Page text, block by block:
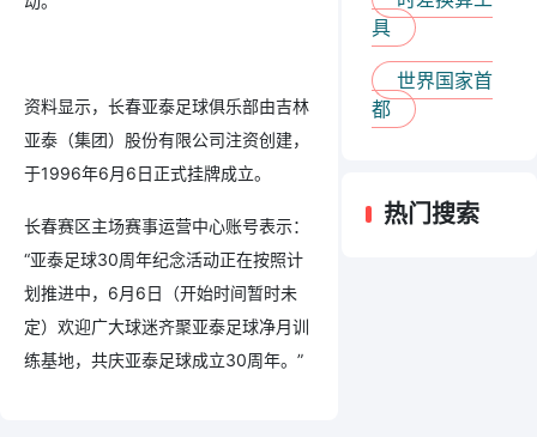
资料显示，长春亚泰足球俱乐部由吉林
亚泰（集团）股份有限公司注资创建，
于1996年6月6日正式挂牌成立。
长春赛区主场赛事运营中心账号表示：
“亚泰足球30周年纪念活动正在按照计
划推进中，6月6日（开始时间暂时未
定）欢迎广大球迷齐聚亚泰足球净月训
练基地，共庆亚泰足球成立30周年。”
具
世界国家首
都
热门搜索